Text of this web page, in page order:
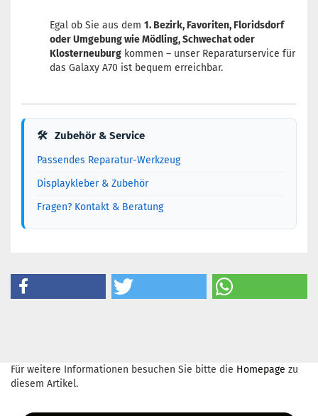
Egal ob Sie aus dem 1. Bezirk, Favoriten, Floridsdorf
oder Umgebung wie Mödling, Schwechat oder
Klosterneuburg kommen – unser Reparaturservice für
das Galaxy A70 ist bequem erreichbar.
🛠 Zubehör & Service
Passendes Reparatur-Werkzeug
Displaykleber & Zubehör
Fragen? Kontakt & Beratung
Für weitere Informationen besuchen Sie bitte die Homepage zu
diesem Artikel.